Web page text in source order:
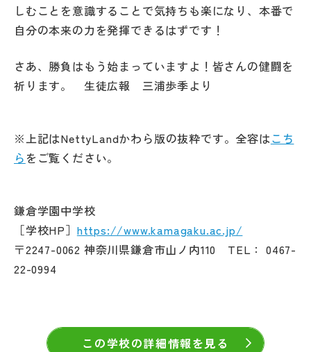
しむことを意識することで気持ちも楽になり、本番で
自分の本来の力を発揮できるはずです！
さあ、勝負はもう始まっていますよ！皆さんの健闘を
祈ります。 生徒広報 三浦歩季より
※上記はNettyLandかわら版の抜粋です。全容はこち
ら をご覧ください。
鎌倉学園中学校
［学校HP］ https://www.kamagaku.ac.jp/
〒2247-0062 神奈川県鎌倉市山ノ内110 TEL： 0467-
22-0994
この学校の詳細情報を見る